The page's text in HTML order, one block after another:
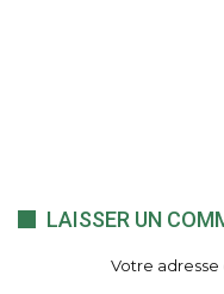
LAISSER UN
Votre adresse